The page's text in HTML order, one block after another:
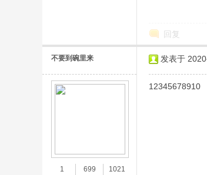
回复
不要到碗里来
1
699
1021
发表于
12345678910